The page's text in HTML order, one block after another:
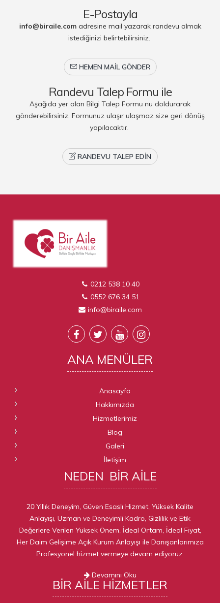
E-Postayla
info@biraile.comadresine mail yazarak randevu almak
istediğinizi belirtebilirsiniz.
HEMEN MAIL GÖNDER
Randevu Talep Formu ile
Aşağıda yer alan Bilgi Talep Formu nu doldurarak
gönderebilirsiniz. Formunuz ulaşır ulaşmaz size geri dönüş
yapılacaktır.
RANDEVU TALEP EDIN
0212 538 10 40
0552 676 34 51
info@biraile.com
ANA MENÜLER
Anasayfa
Hakkımızda
Hizmetlerimiz
Blog
Galeri
İletişim
NEDEN BIR AILE
20 Yıllık Deneyim, Güven Esaslı Hizmet, Yüksek Kalite
Anlayışı, Uzman ve Deneyimli Kadro, Gizlilik ve Etik
Değerlere Verilen Yüksek Önem, İdeal Ortam, İdeal Fiyat,
Her Daim Gelişime Açık Kurum Anlayışı ile Danışanlarımıza
Profesyonel hizmet vermeye devam ediyoruz.
Devamını Oku
BIR AILE HIZMETLER